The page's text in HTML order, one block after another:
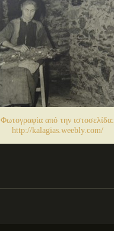
Φωτογραφία από την ιστοσελίδα:
http://kalagias.weebly.com/